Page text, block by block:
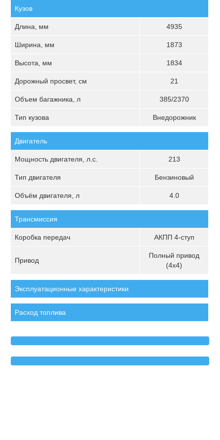
Кузов
Длина, мм 4935
Ширина, мм 1873
Высота, мм 1834
Дорожный просвет, см 21
Объем багажника, л 385/2370
Тип кузова Внедорожник
Двигатель
Мощность двигателя, л.с. 213
Тип двигателя Бензиновый
Объём двигателя, л 4.0
Трансмиссия
Коробка передач АКПП 4-ступ
Привод
Полный привод
(4х4)
Эксплуатационные характеристики
Расход топлива